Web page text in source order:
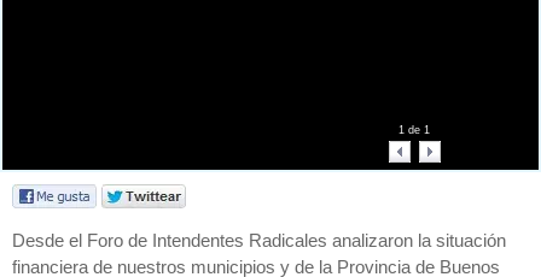
1de 1
Desde el Foro de Intendentes Radicales analizaron la situación
financiera de nuestros municipios y de la Provincia de Buenos